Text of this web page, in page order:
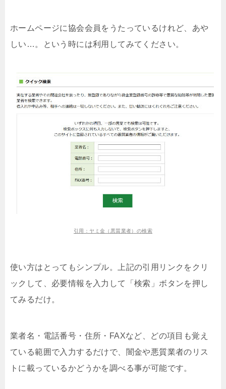
ホームページに協会会員をうたっているけれど、あや
しい…。という時には利用してみてください。
引用：ヤミ金（悪質業者）の検索
使い方はとってもシンプル。上記の引用リンクをクリ
ックして、必要情報を入力して「検索」ボタンを押し
てみるだけ。
業者名・電話番号・住所・FAXなど、どの項目も覚え
ている範囲で入力するだけで、闇金や悪質業者のリス
トに載っているかどうかを調べる事が可能です。